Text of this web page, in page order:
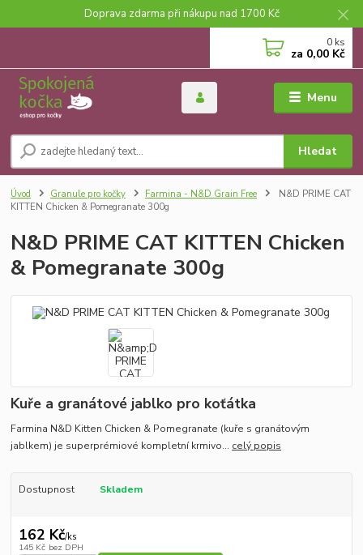
Doprava zdarma při nákupu nad 1700 Kč
Menu
Hledat
0 ks
za 0,00 Kč
Úvod Granule pro kočky Farmina - N&D Grain Free
N&D PRIME CAT
KITTEN Chicken & Pomegranate 300g
N&D PRIME CAT KITTEN Chicken
& Pomegranate 300g
Kuře a granátové jablko pro koťátka
Farmina N&D Kitten Chicken & Pomegranate (kuře s granátovým
jablkem) je superprémiové kompletní krmivo... celý popis
Dostupnost Skladem
162 Kč/ks
145 Kč bez DPH